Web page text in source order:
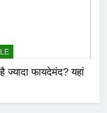
फायदेमंद? यहां